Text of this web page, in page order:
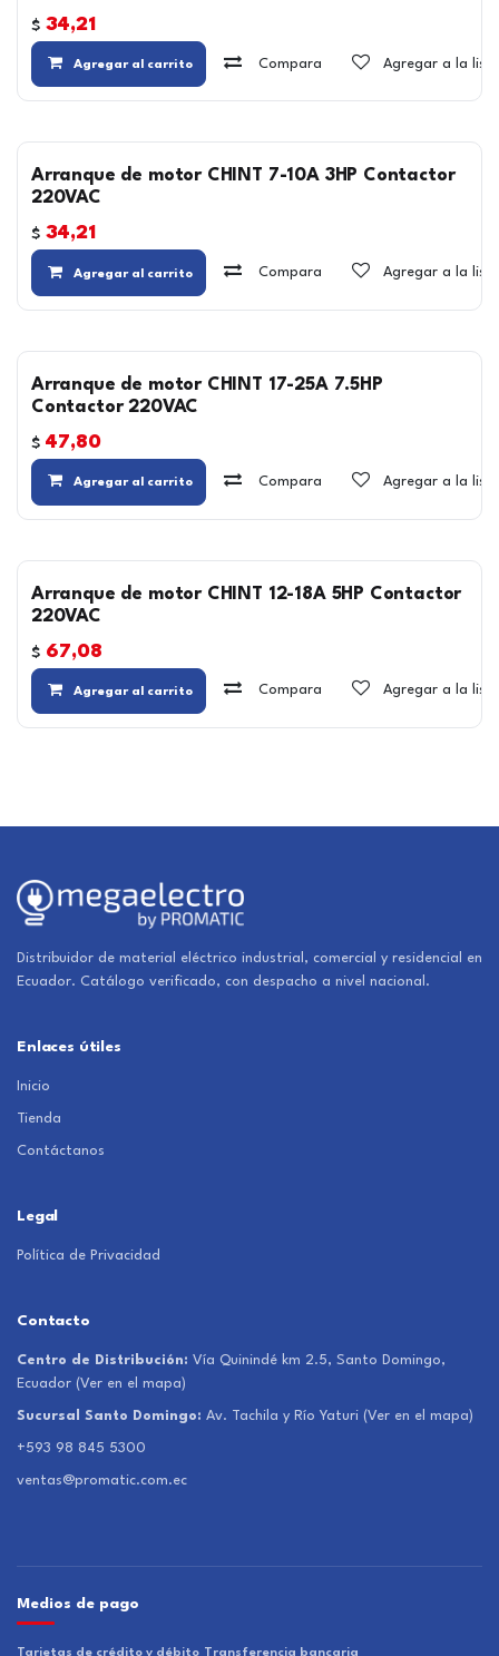
$ 34,21
Agregar al carrito Compara Agregar a la
Arranque de motor CHINT 7-10A 3HP Contactor
220VAC
$ 34,21
Agregar al carrito Compara Agregar a la
Arranque de motor CHINT 17-25A 7.5HP
Contactor 220VAC
$ 47,80
Agregar al carrito Compara Agregar a la
Arranque de motor CHINT 12-18A 5HP Contactor
220VAC
$ 67,08
Agregar al carrito Compara Agregar a la
Distribuidor de material eléctrico industrial, comercial y residencial en
Ecuador. Catálogo verificado, con despacho a nivel nacional.
Enlaces útiles
Inicio
Tienda
Contáctanos
Legal
Política de Privacidad
Contacto
Centro de Distribución: Vía Quinindé km 2.5, Santo Domingo,
Ecuador (Ver en el mapa)
Sucursal Santo Domingo: Av. Tachila y Río Yaturi (Ver en el mapa)
+593 98 845 5300
ventas@promatic.com.ec
Medios de pago
Tarjetas de crédito y débito Transferencia bancaria